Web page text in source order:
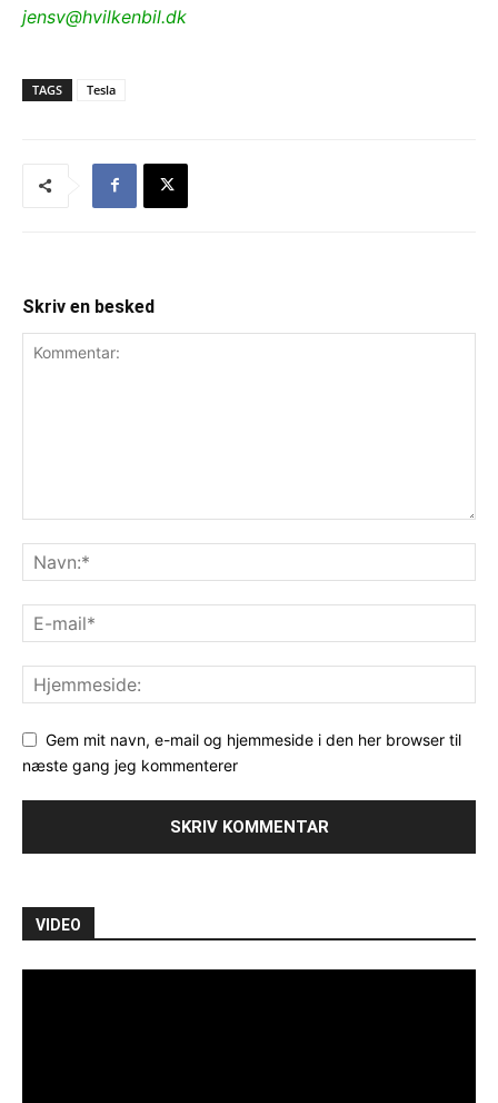
jensv@hvilkenbil.dk
TAGS Tesla
Skriv en besked
Gem mit navn, e-mail og hjemmeside i den her browser til
næste gang jeg kommenterer
VIDEO